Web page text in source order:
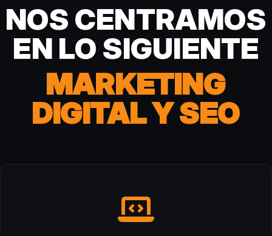
NOS CENTRAMOS
EN LO SIGUIENTE
MARKETING
DIGITAL Y SEO